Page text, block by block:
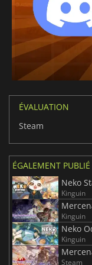
ÉVALUATION
Steam
ÉGALEMENT
Neko
Kinguin
Kinguin
Neko
Kinguin
Steam